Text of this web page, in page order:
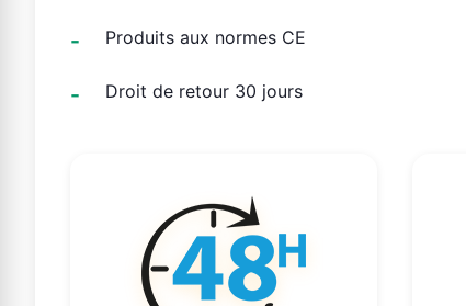
Produits aux normes CE
Droit de retour 30 jours